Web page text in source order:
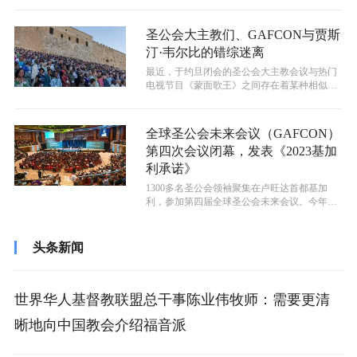
圣公会大主教们、GAFCON与贾斯
汀·韦尔比的错综迷离
最近，于约旦闭会的圣公会大主教会议与热门
电视节目《蒙面歌王》之间存在着某种相似之
全球圣公会未来会议（GAFCON）
第四次会议闭幕，发表《2023基加
利承诺》
1300多名圣公会领袖聚集在卢旺达首都基加
利，参加第四届全球圣公会未来会议。今年会
头条新闻
世界华人基督教联盟总干事陈业伟牧师：需要更清
晰地向中国教会介绍福音派